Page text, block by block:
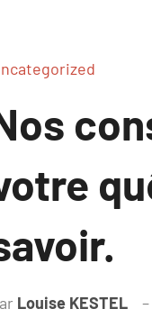
Louise KESTEL